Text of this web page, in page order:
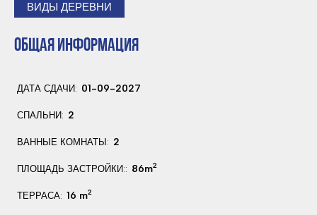
ВИДЫ ДЕРЕВНИ
ОБЩАЯ ИНФОРМАЦИЯ
ДАТА СДАЧИ: 01-09-2027
СПАЛЬНИ: 2
ВАННЫЕ КОМНАТЫ: 2
ПЛОЩАДЬ ЗАСТРОЙКИ:: 86m2
ТЕРРАСА: 16 m2